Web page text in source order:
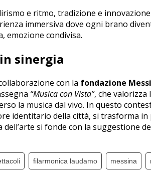
e ritmo, tradizione e
immersiva dove ogni brano
emozione condivisa.
sinergia
con la fondazione
“Musica con Vista”, che valorizza
la musica dal vivo. In questo
identitario della città, si trasforma in
si fonde con la suggestione
filarmonica laudamo messina